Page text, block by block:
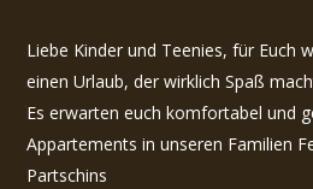
Liebe Kinder und Teenies, für Euch
einen Urlaub, der wirklich Spaß
Es erwarten euch komfortabel und
Appartements in unseren Familien
Partschins